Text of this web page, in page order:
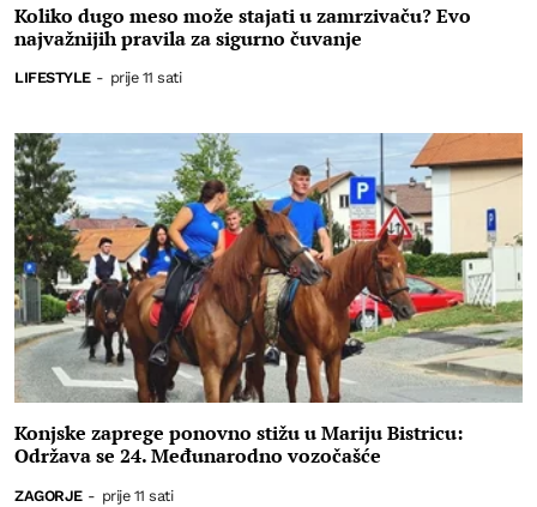
Koliko dugo meso može stajati u zamrzivaču? Evo
najvažnijih pravila za sigurno čuvanje
LIFESTYLE - prije 11 sati
Konjske zaprege ponovno stižu u Mariju Bistricu:
Održava se 24. Međunarodno vozočašće
ZAGORJE - prije 11 sati